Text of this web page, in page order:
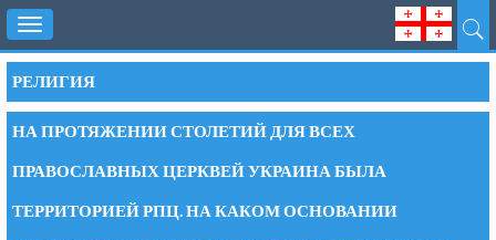
Toggle
navigation
РЕЛИГИЯ
НА ПРОТЯЖЕНИИ СТОЛЕТИЙ ДЛЯ ВСЕХ
ПРАВОСЛАВНЫХ ЦЕРКВЕЙ УКРАИНА БЫЛА
ТЕРРИТОРИЕЙ РПЦ. НА КАКОМ ОСНОВАНИИ